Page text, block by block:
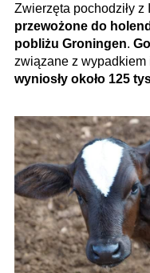
Zwierzęta pochodziły z
przewożone do
pobliżu Groningen.
związane z
wyniosły około 125